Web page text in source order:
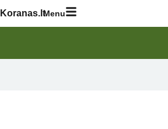
Skip
Koranas.ltMenu